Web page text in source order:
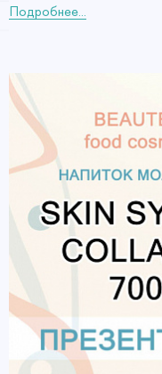
Подробнее...